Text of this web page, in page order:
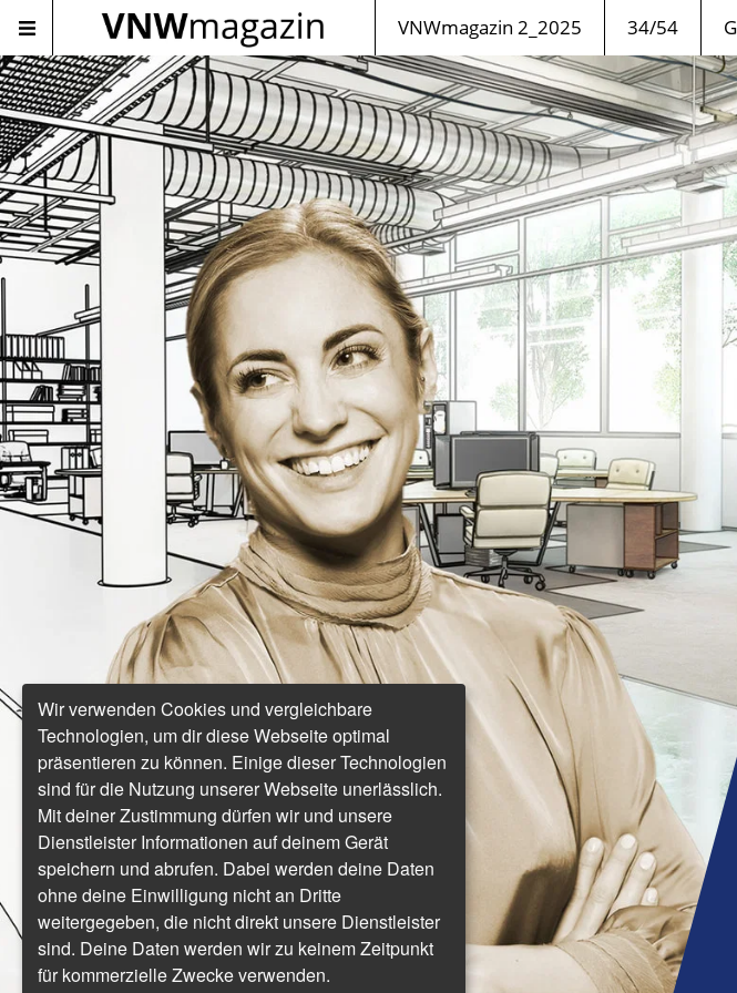
VNWmagazin 2_2025 34/54
Wir verwenden Cookies und vergleichbare
Technologien, um dir diese Webseite optimal
präsentieren zu können. Einige dieser Technologien
sind für die Nutzung unserer Webseite unerlässlich.
Mit deiner Zustimmung dürfen wir und unsere
Dienstleister Informationen auf deinem Gerät
speichern und abrufen. Dabei werden deine Daten
ohne deine Einwilligung nicht an Dritte
weitergegeben, die nicht direkt unsere Dienstleister
sind. Deine Daten werden wir zu keinem Zeitpunkt
für kommerzielle Zwecke verwenden.